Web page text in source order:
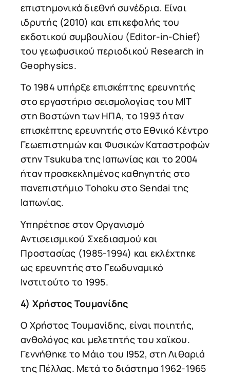
επιστημονικά διεθνή συνέδρια. Είναι
ιδρυτής (2010) και επικεφαλής του
εκδοτικού συμβουλίου (Editor-in-Chief)
του γεωφυσικού περιοδικού Research in
Geophysics.
Το 1984 υπήρξε επισκέπτης ερευνητής
στο εργαστήριο σεισμολογίας του ΜΙΤ
στη Βοστώνη των ΗΠΑ, το 1993 ήταν
επισκέπτης ερευνητής στο Εθνικό Κέντρο
Γεωεπιστημών και Φυσικών Καταστροφών
στην Tsukuba της Ιαπωνίας και το 2004
ήταν προσκεκλημένος καθηγητής στο
πανεπιστήμιο Tohoku στο Sendai της
Ιαπωνίας.
Υπηρέτησε στον Οργανισμό
Αντισεισμικού Σχεδιασμού και
Προστασίας (1985-1994) και εκλέχτηκε
ως ερευνητής στο Γεωδυναμικό
Ινστιτούτο το 1995.
4) Χρήστος Τουμανίδης
Ο Χρήστος Τουμανίδης, είναι ποιητής,
ανθολόγος και μελετητής του χαϊκου.
Γεννήθηκε το Μάιο του Ι952, στη Λιθαριά
της Πέλλας. Μετά το διάστημα 1962-1965